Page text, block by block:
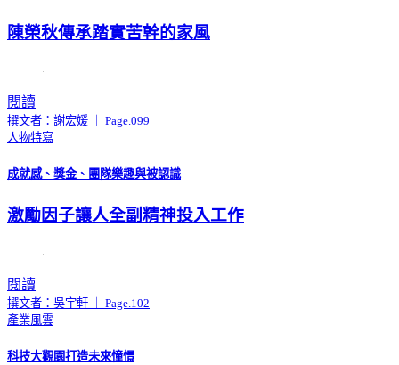
陳榮秋傳承踏實苦幹的家風
閱讀
撰文者：謝宏媛 ｜ Page.099
人物特寫
成就感、獎金、團隊樂趣與被認識
激勵因子讓人全副精神投入工作
閱讀
撰文者：吳宇軒 ｜ Page.102
產業風雲
科技大觀園打造未來憧憬